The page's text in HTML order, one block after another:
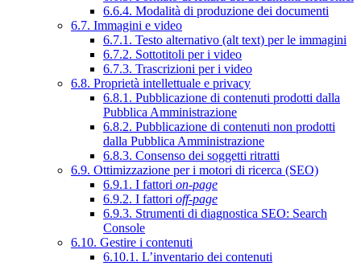
6.6.4. Modalità di produzione dei documenti
6.7. Immagini e video
6.7.1. Testo alternativo (alt text) per le immagini
6.7.2. Sottotitoli per i video
6.7.3. Trascrizioni per i video
6.8. Proprietà intellettuale e privacy
6.8.1. Pubblicazione di contenuti prodotti dalla
Pubblica Amministrazione
6.8.2. Pubblicazione di contenuti non prodotti
dalla Pubblica Amministrazione
6.8.3. Consenso dei soggetti ritratti
6.9. Ottimizzazione per i motori di ricerca (SEO)
6.9.1. I fattori on-page
6.9.2. I fattori off-page
6.9.3. Strumenti di diagnostica SEO: Search
Console
6.10. Gestire i contenuti
6.10.1. L’inventario dei contenuti